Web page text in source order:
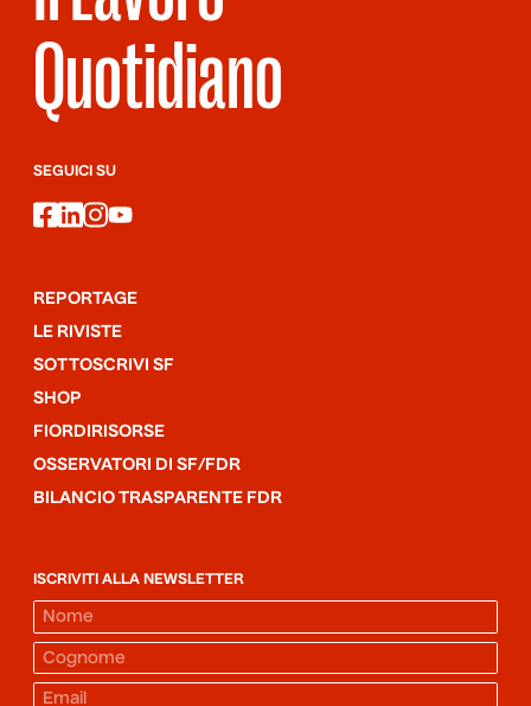
Quotidiano
SEGUICI SU
facebook
linkedin
instagram
youtube
REPORTAGE
LE RIVISTE
SOTTOSCRIVI SF
SHOP
FIORDIRISORSE
OSSERVATORI DI SF/FDR
BILANCIO TRASPARENTE FDR
ISCRIVITI ALLA NEWSLETTER